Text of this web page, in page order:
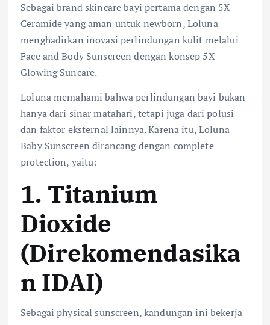
Sebagai brand skincare bayi pertama dengan 5X
Ceramide yang aman untuk newborn, Loluna
menghadirkan inovasi perlindungan kulit melalui
Face and Body Sunscreen dengan konsep 5X
Glowing Suncare.
Loluna memahami bahwa perlindungan bayi bukan
hanya dari sinar matahari, tetapi juga dari polusi
dan faktor eksternal lainnya. Karena itu, Loluna
Baby Sunscreen dirancang dengan complete
protection, yaitu:
1. Titanium
Dioxide
(Direkomendasika
n IDAI)
Sebagai physical sunscreen, kandungan ini bekerja